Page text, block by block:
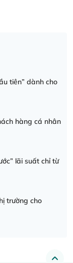
tiên” dành cho
hàng cá nhân
lãi suất chỉ từ
trường cho